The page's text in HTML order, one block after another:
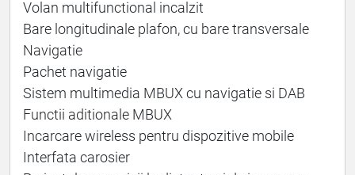
Volan multifunctional incalzit
Bare longitudinale plafon, cu bare transversale
Navigatie
Pachet navigatie
Sistem multimedia MBUX cu navigatie si DAB
Functii aditionale MBUX
Incarcare wireless pentru dispozitive mobile
Interfata carosier